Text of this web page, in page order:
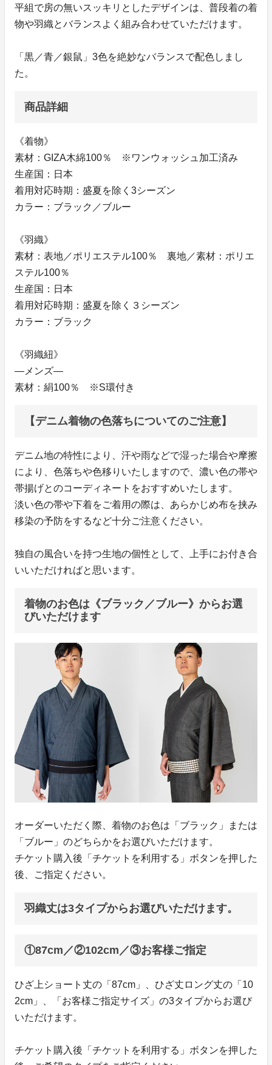
平組で房の無いスッキリとしたデザインは、普段着の着
物や羽織とバランスよく組み合わせていただけます。
「黒／青／銀鼠」3色を絶妙なバランスで配色しまし
た。
商品詳細
《着物》
素材：GIZA木綿100％ ※ワンウォッシュ加工済み
生産国：日本
着用対応時期：盛夏を除く3シーズン
カラー：ブラック／ブルー
《羽織》
素材：表地／ポリエステル100％ 裏地／素材：ポリエ
ステル100％
生産国：日本
着用対応時期：盛夏を除く３シーズン
カラー：ブラック
《羽織紐》
―メンズ―
素材：絹100％ ※S環付き
【デニム着物の色落ちについてのご注意】
デニム地の特性により、汗や雨などで湿った場合や摩擦
により、色落ちや色移りいたしますので、濃い色の帯や
帯揚げとのコーディネートをおすすめいたします。
淡い色の帯や下着をご着用の際は、あらかじめ布を挟み
移染の予防をするなど十分ご注意ください。
独自の風合いを持つ生地の個性として、上手にお付き合
いいただければと思います。
着物のお色は《ブラック／ブルー》からお選
びいただけます
オーダーいただく際、着物のお色は「ブラック」または
「ブルー」のどちらかをお選びいただけます。
チケット購入後「チケットを利用する」ボタンを押した
後、ご指定ください。
羽織丈は3タイプからお選びいただけます。
①87cm／②102cm／③お客様ご指定
ひざ上ショート丈の「87cm」、ひざ丈ロング丈の「10
2cm」、「お客様ご指定サイズ」の3タイプからお選び
いただけます。
チケット購入後「チケットを利用する」ボタンを押した